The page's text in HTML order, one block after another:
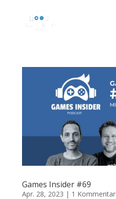
Games Insider #69
Apr. 28, 2023 | 1 Kommentar